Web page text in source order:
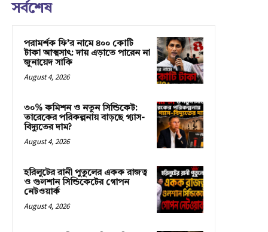
সর্বশেষ
পরামর্শক ফি’র নামে ৪০০ কোটি
টাকা আত্মসাৎ: দায় এড়াতে পারেন না
জুনায়েদ সাকি
August 4, 2026
৩০% কমিশন ও নতুন সিন্ডিকেট:
তারেকের পরিকল্পনায় বাড়ছে গ্যাস-
বিদ্যুতের দাম?
August 4, 2026
হরিলুটের রানী পুতুলের একক রাজত্ব
ও গুলশান সিন্ডিকেটের গোপন
নেটওয়ার্ক
August 4, 2026